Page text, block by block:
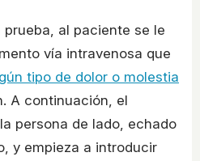
al paciente se le
vía intravenosa que
tipo de dolor o molestia
A continuación, el
persona de lado, echado
y empieza a introducir